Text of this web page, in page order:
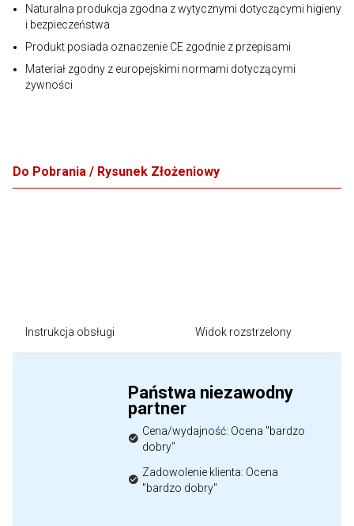
Naturalna produkcja zgodna z wytycznymi dotyczącymi higieny
i bezpieczeństwa
Produkt posiada oznaczenie CE zgodnie z przepisami
Materiał zgodny z europejskimi normami dotyczącymi
żywności
Do Pobrania / Rysunek Złożeniowy
Instrukcja obsługi Widok rozstrzelony
Państwa niezawodny
partner
Cena/wydajność: Ocena "bardzo
dobry"
Zadowolenie klienta: Ocena
"bardzo dobry"